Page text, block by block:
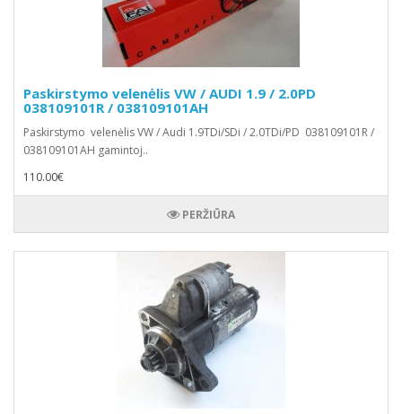
Paskirstymo velenėlis VW / AUDI 1.9 / 2.0PD
038109101R / 038109101AH
Paskirstymo velenėlis VW / Audi 1.9TDi/SDi / 2.0TDi/PD 038109101R /
038109101AH gamintoj..
110.00€
PERŽIŪRA